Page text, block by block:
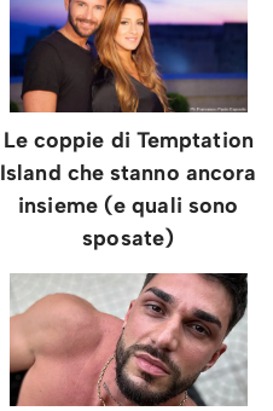
Le coppie di Temptation
Island che stanno ancora
insieme (e quali sono
sposate)